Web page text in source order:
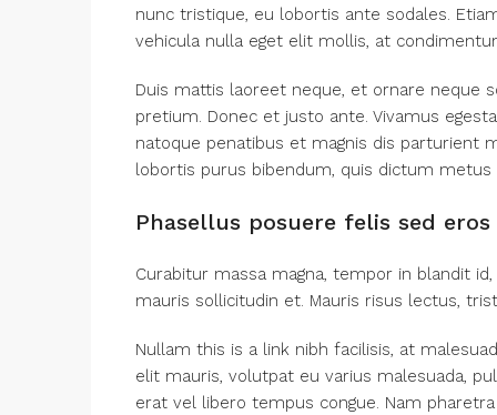
nunc tristique, eu lobortis ante sodales.
vehicula nulla eget elit mollis, at
Duis mattis laoreet neque, et ornare neque
pretium. Donec et justo ante. Vivamus
natoque penatibus et magnis dis parturient
lobortis purus bibendum, quis dictum metus
Phasellus posuere felis sed
Curabitur massa magna, tempor in blandit
mauris sollicitudin et. Mauris risus lectus,
Nullam this is a link nibh facilisis, at
elit mauris, volutpat eu varius malesuada,
erat vel libero tempus congue. Nam